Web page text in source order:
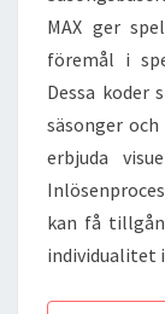
MAX ger
föremål i
Dessa koder
säsonger
erbjuda
kan få
individualitet